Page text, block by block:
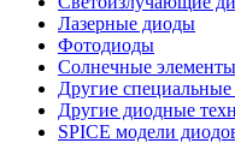
Лазерные диоды
Фотодиоды
Солнечные элементы
Другие
Другие диодные
SPICE модели